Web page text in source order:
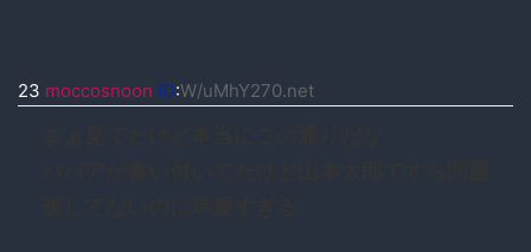
23 moccosnoon ID:W/uMhY270.net